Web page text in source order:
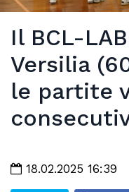
Il BCL-
Versilia
le partite
18.02.2025 16:39